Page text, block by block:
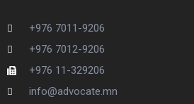
+976 7011-9206
+976 7012-9206
+976 11-329206
info@advocate.mn